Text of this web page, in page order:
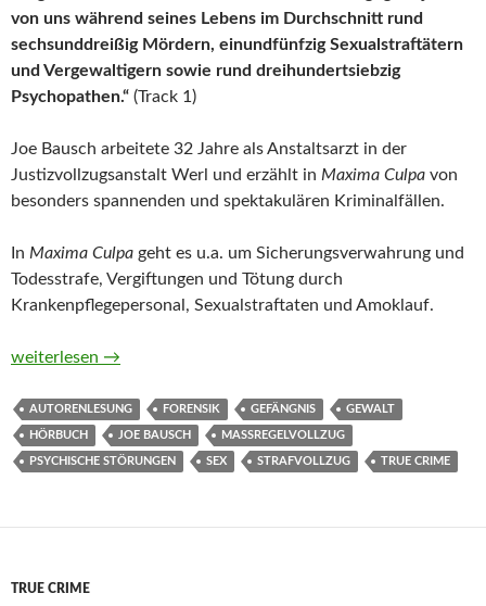
von uns während seines Lebens im Durchschnitt rund
sechsunddreißig Mördern, einundfünfzig Sexualstraftätern
und Vergewaltigern sowie rund dreihundertsiebzig
Psychopathen.“ (Track 1)
Joe Bausch arbeitete 32 Jahre als Anstaltsarzt in der
Justizvollzugsanstalt Werl und erzählt in Maxima Culpa von
besonders spannenden und spektakulären Kriminalfällen.
In Maxima Culpa geht es u.a. um Sicherungsverwahrung und
Todesstrafe, Vergiftungen und Tötung durch
Krankenpflegepersonal, Sexualstraftaten und Amoklauf.
Maxima Culpa. Jedes Verbrechen beginnt im Kopf von Joe
weiterlesen →
AUTORENLESUNG FORENSIK GEFÄNGNIS GEWALT
HÖRBUCH JOE BAUSCH MASSREGELVOLLZUG
PSYCHISCHE STÖRUNGEN SEX STRAFVOLLZUG TRUE CRIME
TRUE CRIME